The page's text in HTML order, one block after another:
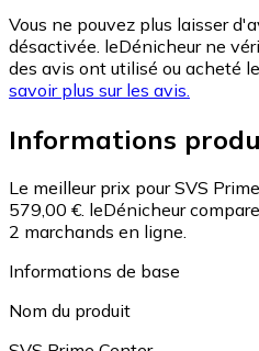
Vous ne pouvez plus laisser
désactivée. leDénicheur ne
des avis ont utilisé ou acheté
savoir plus sur les avis.
Informations
Le meilleur prix pour SVS
579,00 €. leDénicheur
2 marchands en ligne.
Informations de base
Nom du produit